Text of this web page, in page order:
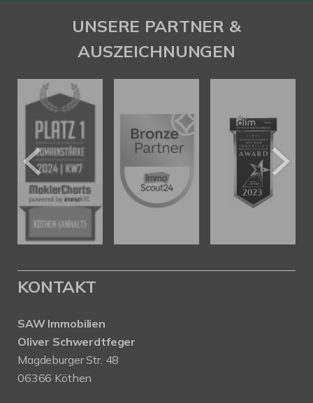
SAW Immobilien
UNSERE PARTNER &
AUSZEICHNUNGEN
KONTAKT
SAW Immobilien
Oliver Schwerdtfeger
Magdeburger Str. 48
06366 Köthen